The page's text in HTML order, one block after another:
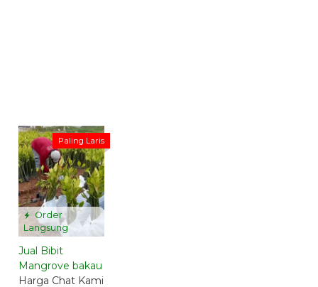
Order
Langsung
Paling Laris
Jual Bibit
Mangrove bakau
Harga Chat Kami